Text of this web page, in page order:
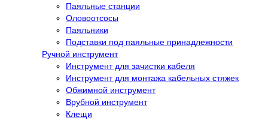
Паяльные станции
Оловоотсосы
Паяльники
Подставки под паяльные принадлежности
Ручной инструмент
Инструмент для зачистки кабеля
Инструмент для монтажа кабельных стяжек
Обжимной инструмент
Врубной инструмент
Клещи